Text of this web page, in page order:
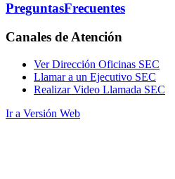
PreguntasFrecuentes
Canales de Atención
Ver Dirección Oficinas SEC
Llamar a un Ejecutivo SEC
Realizar Video Llamada SEC
Ir a Versión Web